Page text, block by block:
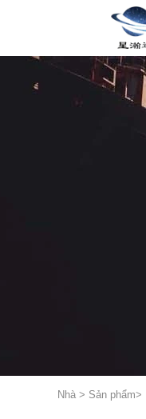
Nhà > Sản phẩm>